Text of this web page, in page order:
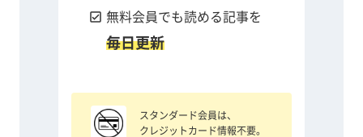
check_box 無料会員でも読める記事を
毎日更新
スタンダード会員は、
クレジットカード情報不要。